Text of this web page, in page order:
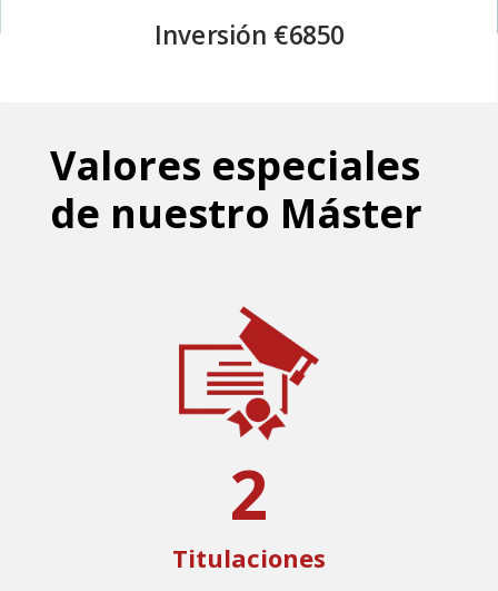
Inversión €6850
Valores especiales
de nuestro Máster
2
Titulaciones